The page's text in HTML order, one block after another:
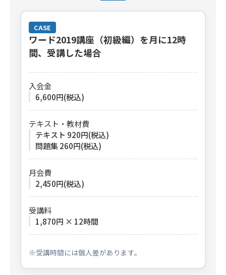
CASE
ワード2019講座（初級編）を月に12時
間、受講した場合
入会金
6,600円(税込)
テキスト・教材費
テキスト 920円(税込)
問題集 260円(税込)
月会費
2,450円(税込)
受講料
1,870円 × 12時間
※受講時間には個人差があります。